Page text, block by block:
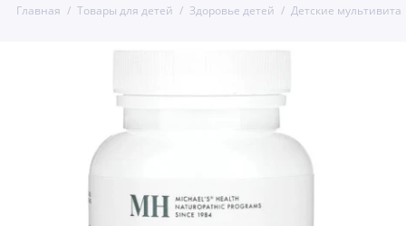
Главная Товары для детей Здоровье детей Детские